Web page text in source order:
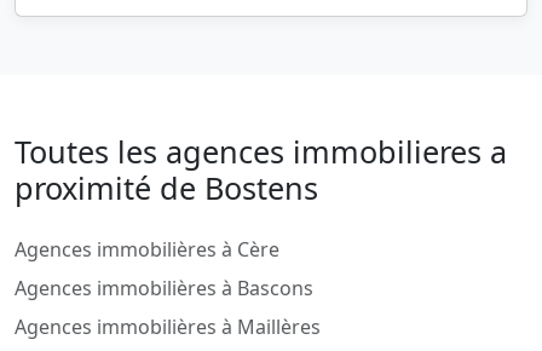
Toutes les agences immobilieres a
proximité de Bostens
Agences immobilières à Cère
Agences immobilières à Bascons
Agences immobilières à Maillères